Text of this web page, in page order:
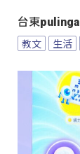
台東
教文 生活